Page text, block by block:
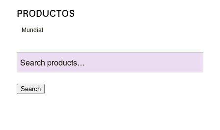
PRODUCTOS
Mundial
Search